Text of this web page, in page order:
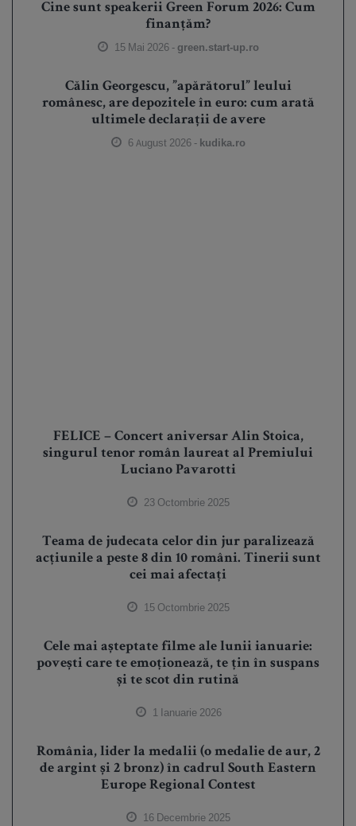
Cine sunt speakerii Green Forum 2026: Cum
finanțăm?
15 Mai 2026 - green.start-up.ro
Călin Georgescu, ”apărătorul” leului
românesc, are depozitele în euro: cum arată
ultimele declarații de avere
6 August 2026 - kudika.ro
FELICE – Concert aniversar Alin Stoica,
singurul tenor român laureat al Premiului
Luciano Pavarotti
23 Octombrie 2025
Teama de judecata celor din jur paralizează
acțiunile a peste 8 din 10 români. Tinerii sunt
cei mai afectați
15 Octombrie 2025
Cele mai așteptate filme ale lunii ianuarie:
povești care te emoționează, te țin în suspans
și te scot din rutină
1 Ianuarie 2026
România, lider la medalii (o medalie de aur, 2
de argint și 2 bronz) în cadrul South Eastern
Europe Regional Contest
16 Decembrie 2025